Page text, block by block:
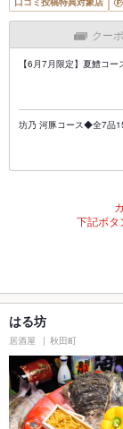
クー
【6月7月限定】夏鱧コ
坊乃 河豚コース◆全7品
下記ボタ
はる坊
居酒屋 秋田町